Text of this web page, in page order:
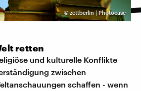
© zettberlin | Photocase
retten
und kulturelle Konflikte
zwischen
schaffen - wenn